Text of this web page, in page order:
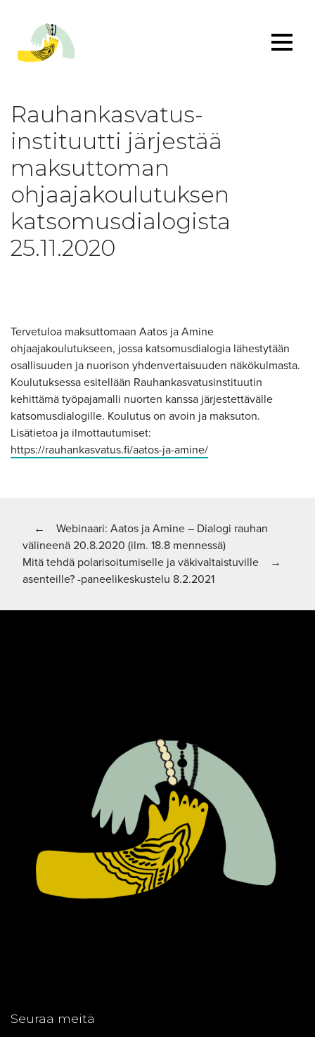
Rauhankasvatus-
instituutti järjestää
maksuttoman
ohjaajakoulutuksen
katsomusdialogista
25.11.2020
Tervetuloa maksuttomaan Aatos ja Amine
ohjaajakoulutukseen, jossa katsomusdialogia lähestytään
osallisuuden ja nuorison yhdenvertaisuuden näkökulmasta.
Koulutuksessa esitellään Rauhankasvatusinstituutin
kehittämä työpajamalli nuorten kanssa järjestettävälle
katsomusdialogille. Koulutus on avoin ja maksuton.
Lisätietoa ja ilmottautumiset:
https://rauhankasvatus.fi/aatos-ja-amine/
Artikkelien
selaus
← Edellinen artikkeli:
Webinaari: Aatos ja Amine – Dialogi rauhan
välineenä 20.8.2020 (ilm. 18.8 mennessä)
→
Seuraava artikkeli
Mitä tehdä polarisoitumiselle ja väkivaltaistuville
asenteille? -paneelikeskustelu 8.2.2021
Seuraa meitä